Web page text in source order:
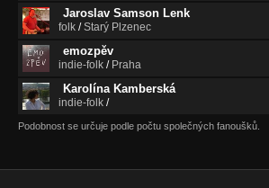
Jaroslav Samson Lenk
folk /Starý Plzenec
emozpěv
indie-folk / Praha
Karolína Kamberská
indie-folk /
Podobnost se určuje podle počtu společných fanoušků.